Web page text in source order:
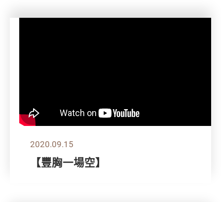
2020.09.15
【豐胸一場空】